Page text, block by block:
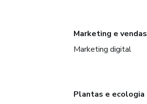
Marketing e vendas
Marketing digital
Plantas e ecologia